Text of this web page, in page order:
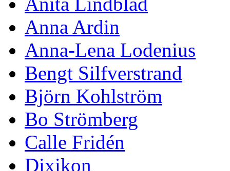
Anna Ardin
Anna-Lena Lodenius
Bengt Silfverstrand
Björn Kohlström
Bo Strömberg
Calle Fridén
Dixikon